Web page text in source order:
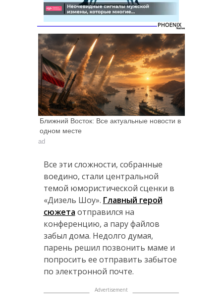
Ближний Восток: Все актуальные новости в
одном месте
ad
Все эти сложности, собранные
воедино, стали центральной
темой юмористической сценки в
«Дизель Шоу». Главный герой
сюжета отправился на
конференцию, а пару файлов
забыл дома. Недолго думая,
парень решил позвонить маме и
попросить ее отправить забытое
по электронной почте.